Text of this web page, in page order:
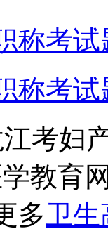
称考
称考
江考妇
教育
多卫